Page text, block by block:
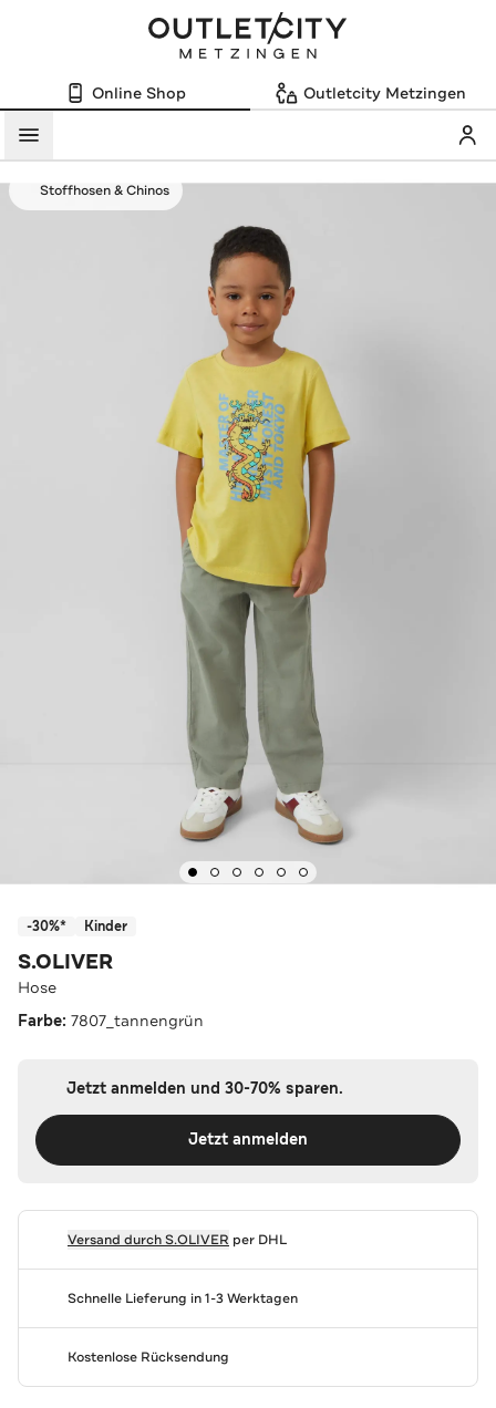
Online Shop Outletcity Metzingen
Menü
Stoffhosen & Chinos
-30%* Kinder
S.OLIVER
Hose
Farbe: 7807_tannengrün
Jetzt anmelden und 30-70% sparen.
Jetzt anmelden
Versand durchS.OLIVER per DHL
Schnelle Lieferung in 1-3 Werktagen
Kostenlose Rücksendung